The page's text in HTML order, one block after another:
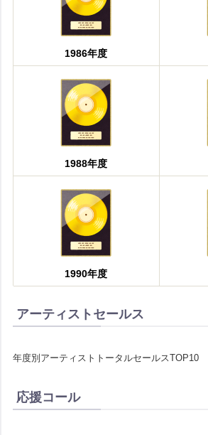
1986年度
1988年度
1990年度
アーティストセールス
年度別アーティストトータルセールスTOP10
応援コール